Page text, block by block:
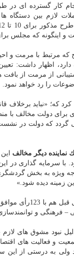
كار گسترده ای در
لازم بین دستگاه
و اینگونه كه مجلس
كه مرتبط با مرمت و
دارد، اظهار داشت:
از مرمت از
را رد خواهد نمود.
كه؛ «نباید برخلاف
برای دولت مخالف
كه دولت در نشست
دیگر مخالف
سرمایه گذاری در
توجه ویژه به بخش
زمینه دیده شود.»
فرهنگی و
نبود مشوق های لازم
و فعالیت های
به درستی از این